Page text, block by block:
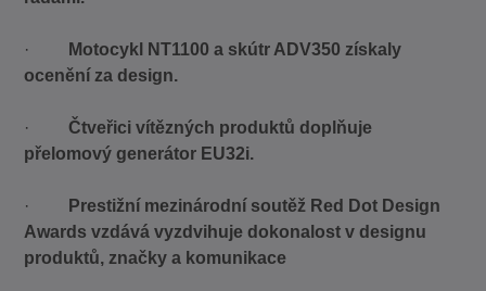
·
Motocykl NT1100 a skútr ADV350 získaly
ocenění za design.
·Čtveřici vítězných produktů doplňuje
přelomový generátor EU32i.
·
Prestižní mezinárodní soutěž Red Dot Design
Awards vzdává vyzdvihuje dokonalost v designu
produktů, značky a komunikace